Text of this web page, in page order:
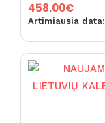
458.00€
Artimiausia data: